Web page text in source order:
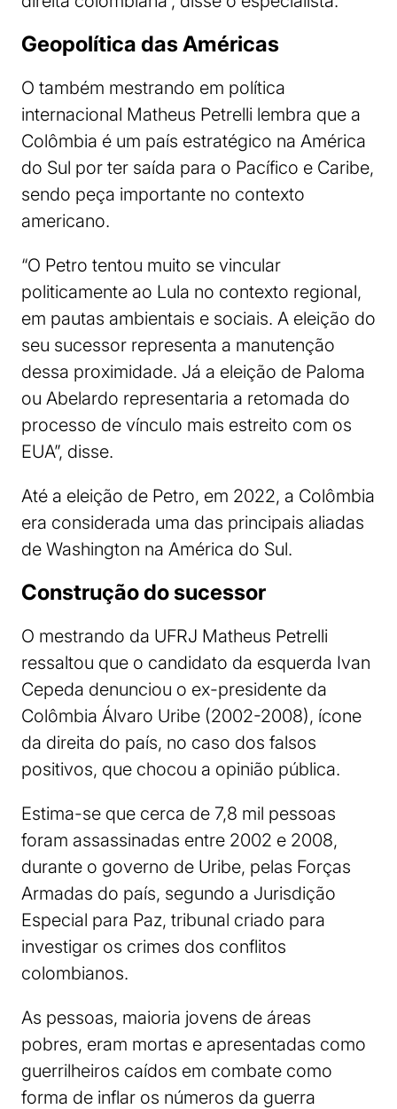
Geopolítica das Américas
O também mestrando em política
internacional Matheus Petrelli lembra que a
Colômbia é um país estratégico na América
do Sul por ter saída para o Pacífico e Caribe,
sendo peça importante no contexto
americano.
“O Petro tentou muito se vincular
politicamente ao Lula no contexto regional,
em pautas ambientais e sociais. A eleição do
seu sucessor representa a manutenção
dessa proximidade. Já a eleição de Paloma
ou Abelardo representaria a retomada do
processo de vínculo mais estreito com os
EUA”, disse.
Até a eleição de Petro, em 2022, a Colômbia
era considerada uma das principais aliadas
de Washington na América do Sul.
Construção do sucessor
O mestrando da UFRJ Matheus Petrelli
ressaltou que o candidato da esquerda Ivan
Cepeda denunciou o ex-presidente da
Colômbia Álvaro Uribe (2002-2008), ícone
da direita do país, no caso dos falsos
positivos, que chocou a opinião pública.
Estima-se que cerca de 7,8 mil pessoas
foram assassinadas entre 2002 e 2008,
durante o governo de Uribe, pelas Forças
Armadas do país, segundo a Jurisdição
Especial para Paz, tribunal criado para
investigar os crimes dos conflitos
colombianos.
As pessoas, maioria jovens de áreas
pobres, eram mortas e apresentadas como
guerrilheiros caídos em combate como
forma de inflar os números da guerra